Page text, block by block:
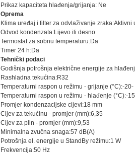
Prikaz kapaciteta hlađenja/grijanja: Ne
Oprema
Klima uređaj i filter za odvlaživanje zraka:Aktivni
Odvod kondenzata:Lijevo ili desno
Termostat za sobnu temperaturu:Da
Timer 24 h:Da
Tehnički podaci
Godišnja potrošnja električne energije za
Rashladna tekućina:R32
Temperaturni raspon u režimu - grijanje (°C):-20-
Temperaturni raspon u režimu - hlađenje (°C):-
Promjer kondenzacijske cijevi:18 mm
Cijev za tekućinu - promjer (mm):6,35
Cijev za plin - promjer (mm):9,53
Minimalna zvučna snaga:57 dB(A)
Potrošnja el. energije u StandBy režimu:1 W
Frekvencija:50 Hz